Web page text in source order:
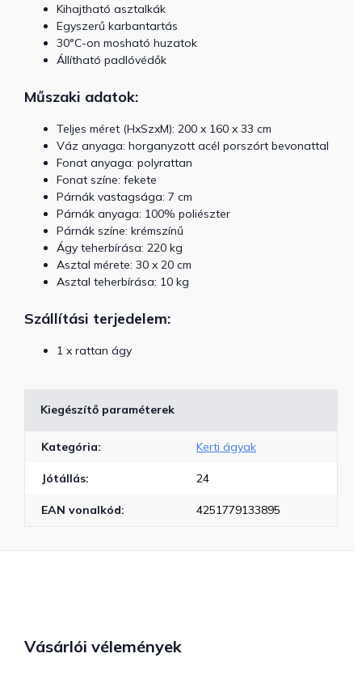
Kihajtható asztalkák
Egyszerű karbantartás
30°C-on mosható huzatok
Állítható padlóvédők
Műszaki adatok:
Teljes méret (HxSzxM): 200 x 160 x 33 cm
Váz anyaga: horganyzott acél porszórt bevonattal
Fonat anyaga: polyrattan
Fonat színe: fekete
Párnák vastagsága: 7 cm
Párnák anyaga: 100% poliészter
Párnák színe: krémszínű
Ágy teherbírása: 220 kg
Asztal mérete: 30 x 20 cm
Asztal teherbírása: 10 kg
Szállítási terjedelem:
1 x rattan ágy
Kiegészítő paraméterek
Kategória: Kerti ágyak
Jótállás: 24
EAN vonalkód: 4251779133895
Vásárlói vélemények